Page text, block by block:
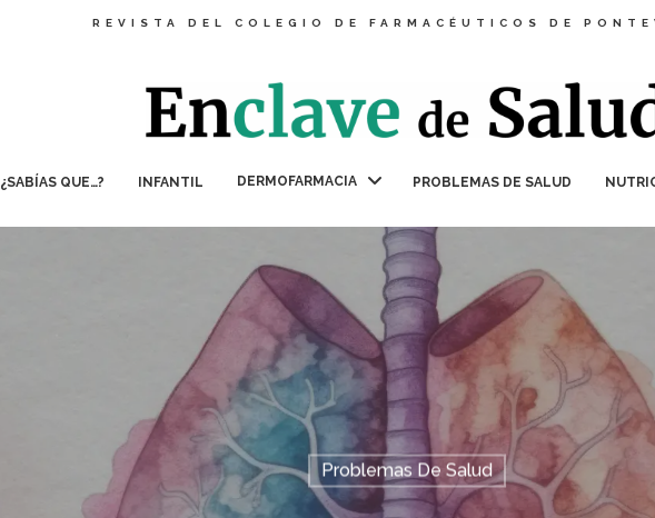
REVISTA DEL COLEGIO DE FARMACÉUTICOS DE
¿SABÍAS QUE…? INFANTIL DERMOFARMACIA PROBLEMAS DE SALUD
Problemas De Salud